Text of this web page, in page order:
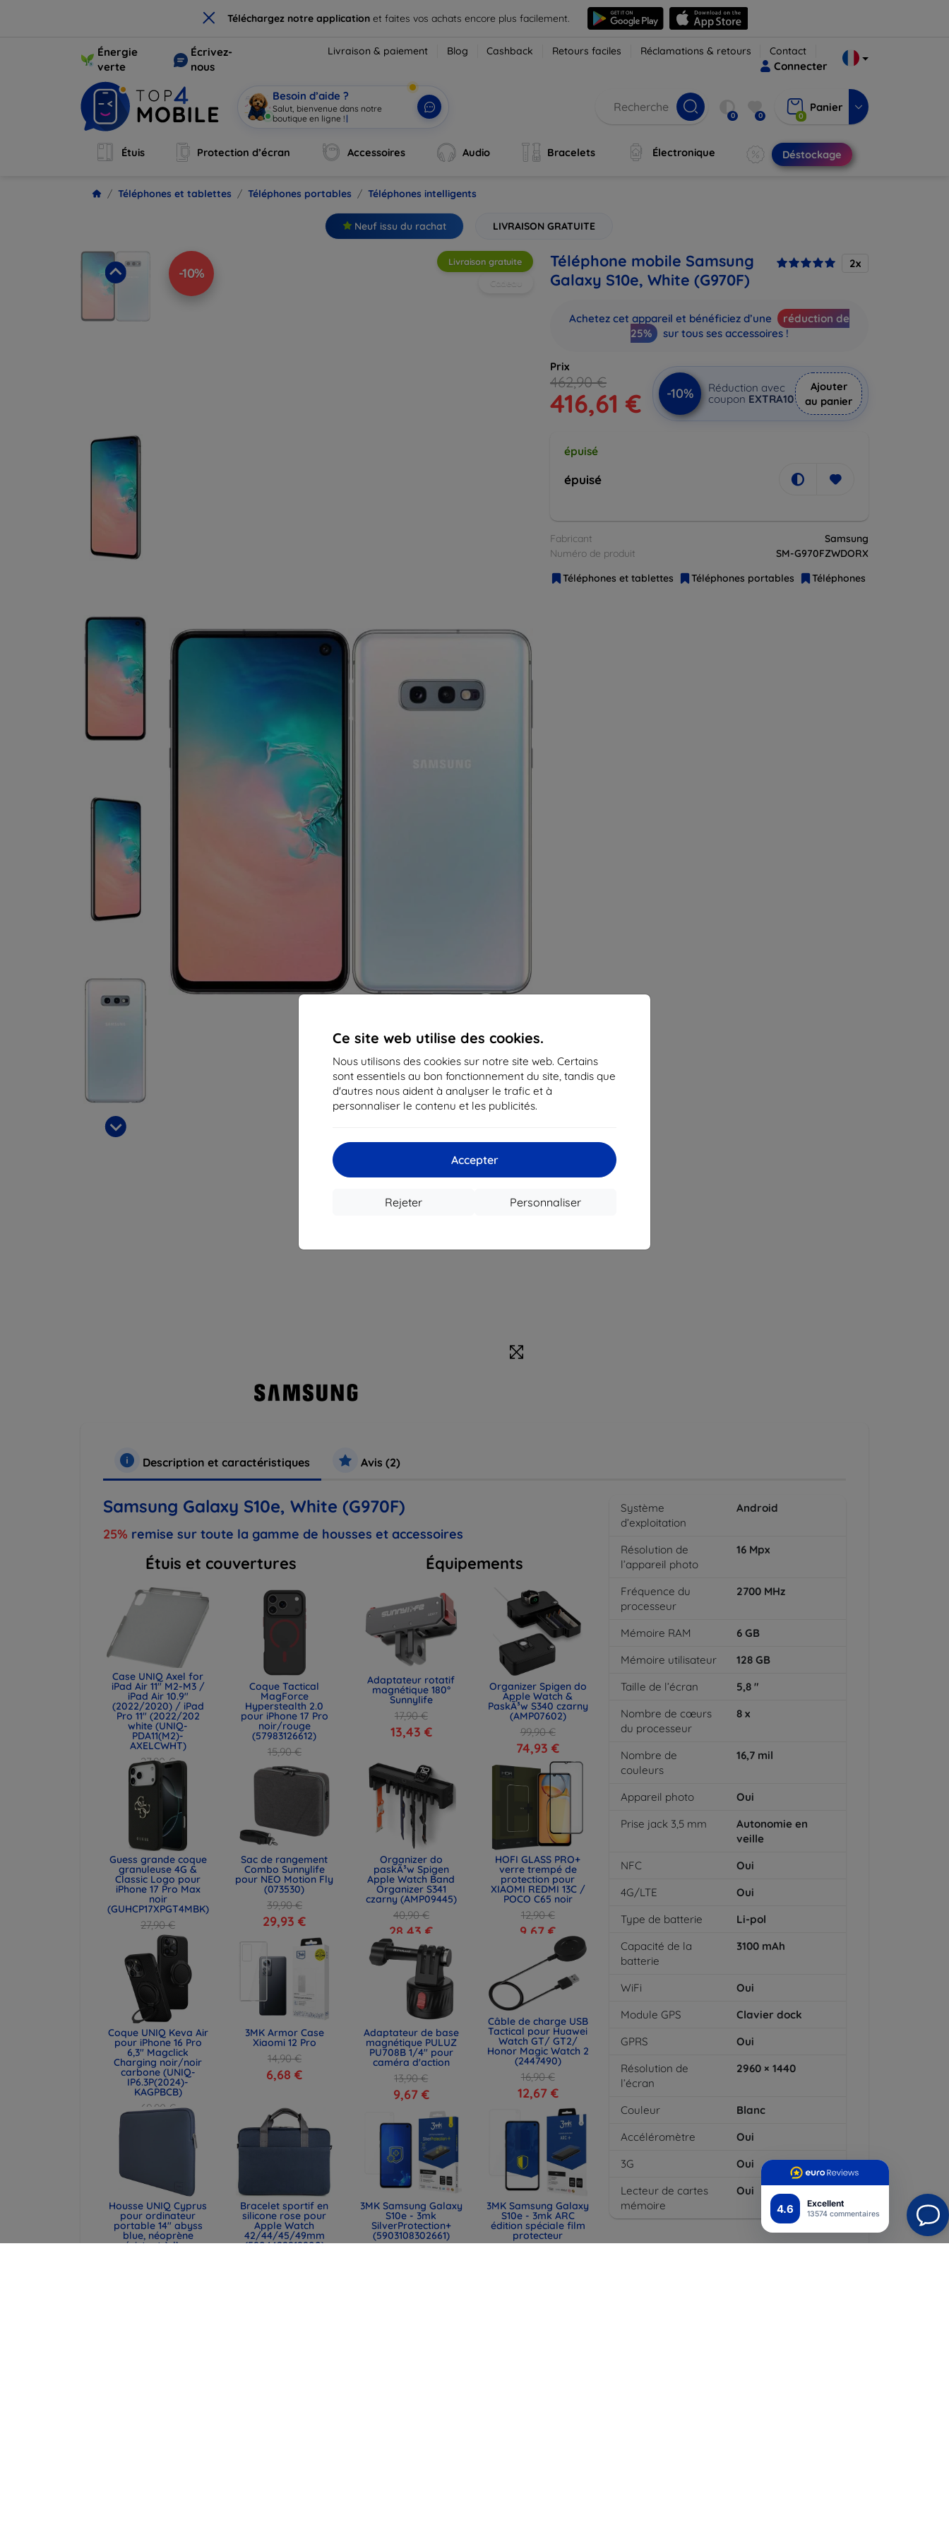
× Téléchargez notre application et faites vos achats encore plus facilement.
4.6 Excellent
13574 commentaires
Ce site web utilise des cookies.
Nous utilisons des cookies sur notre site web. Certains
sont essentiels au bon fonctionnement du site, tandis que
d'autres nous aident à analyser le trafic et à
personnaliser le contenu et les publicités.
Accepter
Personnaliser
Rejeter
Énergie
verte
Écrivez-
nous
Livraison & paiement Blog Cashback Retours faciles Réclamations & retours Contact
Connecter
Besoin d’aide ?
Salut, bienvenue dans notre
boutique en ligne !| 0 0 0
Panier
Étuis Protection d’écran Accessoires Audio Bracelets Électronique Déstockage
Téléphones et tablettes Téléphones portables Téléphones intelligents
Neuf issu du rachat LIVRAISON GRATUITE
-10%
Livraison gratuite
Téléphone mobile Samsung
Galaxy S10e, White (G970F)
2x
Achetez cet appareil et bénéficiez d’une
réduction de
25%
sur tous ses accessoires !
Prix
462,90 €
416,61 € -10%
Réduction avec
coupon EXTRA10
Ajouter
au panier
épuisé
épuisé
Fabricant
Samsung
Numéro de produit
SM-G970FZWDORX
Téléphones et tablettes
Téléphones portables Téléphones intelligents
Description et caractéristiques Avis (2)
Samsung Galaxy S10e, White (G970F)
25% remise sur toute la gamme de housses et accessoires
Étuis et couvertures
Case UNIQ Axel for
iPad Air 11" M2-M3 /
iPad Air 10.9"
(2022/2020) / iPad
Pro 11" (2022/202
white (UNIQ-
PDA11(M2)-
AXELCWHT)
27,90 €
20,93 €
Coque Tactical
MagForce
Hyperstealth 2.0
pour iPhone 17 Pro
noir/rouge
(57983126612)
15,90 €
11,93 €
Guess grande coque
granuleuse 4G &
Classic Logo pour
iPhone 17 Pro Max
noir
(GUHCP17XPGT4MBK)
27,90 €
20,93 €
Sac de rangement
Combo Sunnylife
pour NEO Motion Fly
(073530)
39,90 €
29,93 €
Coque UNIQ Keva Air
pour iPhone 16 Pro
6,3" Magclick
Charging noir/noir
carbone (UNIQ-
IP6.3P(2024)-
KAGPBCB)
69,90 €
3MK Armor Case
Xiaomi 12 Pro
14,90 €
6,68 €
Housse UNIQ Cyprus
pour ordinateur
portable 14" abyss
blue, néoprène
résistant à l’eau
Bracelet sportif en
silicone rose pour
Apple Watch
42/44/45/49mm
(5904422919900)
Équipements
Adaptateur rotatif
magnétique 180°
Sunnylife
17,90 €
13,43 €
Organizer Spigen do
Apple Watch &
PaskÃ³w S340 czarny
(AMP07602)
99,90 €
74,93 €
Organizer do
paskÃ³w Spigen
Apple Watch Band
Organizer S341
czarny (AMP09445)
40,90 €
28,43 €
HOFI GLASS PRO+
verre trempé de
protection pour
XIAOMI REDMI 13C /
POCO C65 noir
12,90 €
9,67 €
Adaptateur de base
magnétique PULUZ
PU708B 1/4" pour
caméra d'action
13,90 €
9,67 €
Câble de charge USB
Tactical pour Huawei
Watch GT/ GT2/
Honor Magic Watch 2
(2447490)
16,90 €
12,67 €
3MK Samsung Galaxy
S10e - 3mk
SilverProtection+
(5903108302661)
3MK Samsung Galaxy
S10e - 3mk ARC
édition spéciale film
protecteur
Système
d’exploitation
Android
Résolution de
l’appareil photo
16 Mpx
Fréquence du
processeur
2700 MHz
Mémoire RAM 6 GB
Mémoire utilisateur
128 GB
Taille de l’écran
5,8 "
Nombre de cœurs
du processeur
8 x
Nombre de
couleurs
16,7 mil
Appareil photo
Oui
Prise jack 3,5 mm
Autonomie en
veille
NFC
Oui
4G/LTE
Oui
Type de batterie
Li-pol
Capacité de la
batterie
3100 mAh
WiFi
Oui
Module GPS
Clavier dock
GPRS
Oui
Résolution de
l’écran
2960 × 1440
Couleur
Blanc
Accéléromètre
Oui
3G
Oui
Lecteur de cartes
mémoire
Oui